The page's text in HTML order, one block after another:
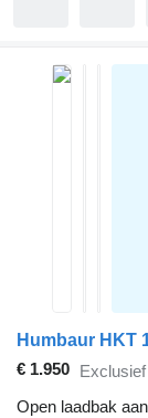
Humbaur HKT
€ 1.950
Open laadbak